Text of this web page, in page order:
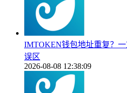
IMTOKEN钱包地址重复？
误区
2026-08-08 12:38:09